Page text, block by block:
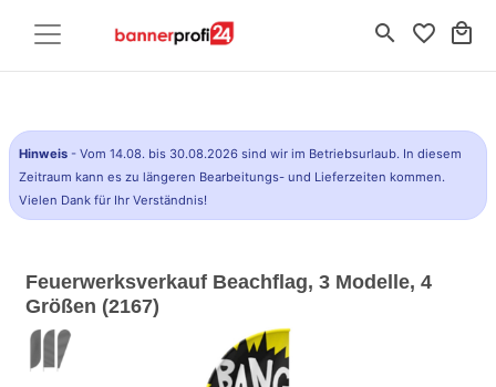
search favorite_border local_mall
Hinweis - Vom 14.08. bis 30.08.2026 sind wir im Betriebsurlaub. In diesem
Zeitraum kann es zu längeren Bearbeitungs- und Lieferzeiten kommen.
Vielen Dank für Ihr Verständnis!
Feuerwerksverkauf Beachflag, 3 Modelle, 4
Größen (2167)